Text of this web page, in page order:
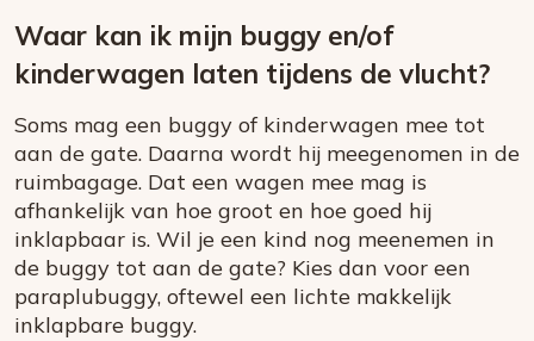
Waar kan ik mijn buggy en/of
kinderwagen laten tijdens de vlucht?
Soms mag een buggy of kinderwagen mee tot
aan de gate. Daarna wordt hij meegenomen in de
ruimbagage. Dat een wagen mee mag is
afhankelijk van hoe groot en hoe goed hij
inklapbaar is. Wil je een kind nog meenemen in
de buggy tot aan de gate? Kies dan voor een
paraplubuggy, oftewel een lichte makkelijk
inklapbare buggy.